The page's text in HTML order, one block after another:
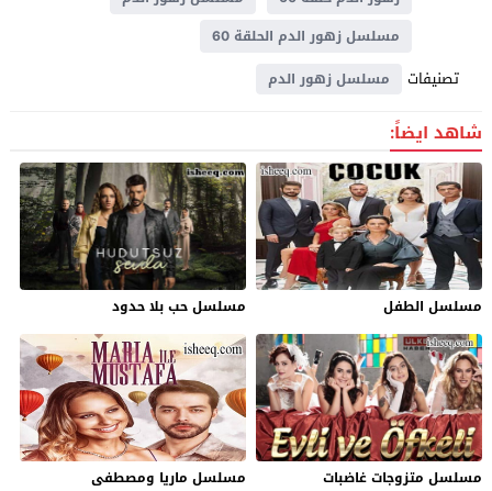
مسلسل زهور الدم الحلقة 60
تصنيفات مسلسل زهور الدم
شاهد ايضاً:
مسلسل الطفل مسلسل حب بلا حدود
مسلسل متزوجات غاضبات مسلسل ماريا ومصطفى